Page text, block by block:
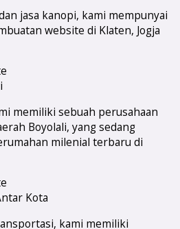
jasa kanopi, kami mempunyai
website di Klaten, Jogja
memiliki sebuah perusahaan
Boyolali, yang sedang
milenial terbaru di
Kota
kami memiliki